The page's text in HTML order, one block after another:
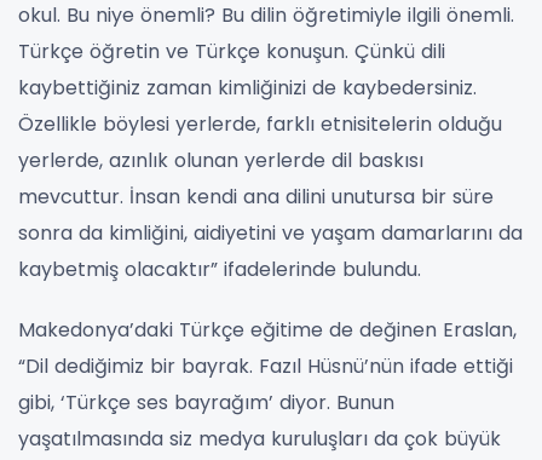
okul. Bu niye önemli? Bu dilin öğretimiyle ilgili önemli.
Türkçe öğretin ve Türkçe konuşun. Çünkü dili
kaybettiğiniz zaman kimliğinizi de kaybedersiniz.
Özellikle böylesi yerlerde, farklı etnisitelerin olduğu
yerlerde, azınlık olunan yerlerde dil baskısı
mevcuttur. İnsan kendi ana dilini unutursa bir süre
sonra da kimliğini, aidiyetini ve yaşam damarlarını da
kaybetmiş olacaktır” ifadelerinde bulundu.
Makedonya’daki Türkçe eğitime de değinen Eraslan,
“Dil dediğimiz bir bayrak. Fazıl Hüsnü’nün ifade ettiği
gibi, ‘Türkçe ses bayrağım’ diyor. Bunun
yaşatılmasında siz medya kuruluşları da çok büyük